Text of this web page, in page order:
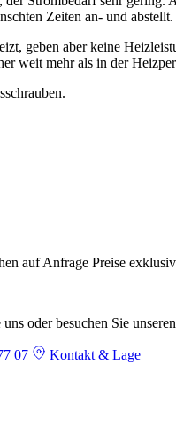
Zeiten an- und abstellt.
geben aber keine
weit mehr als in der
auf Anfrage Preise
oder besuchen Sie
07 Kontakt & Lage